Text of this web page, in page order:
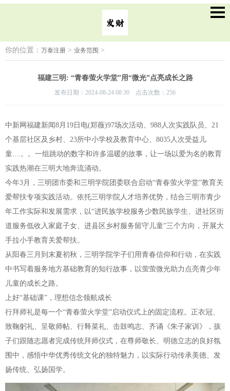
你的位置： 万泰注册 > 业务范围 >
福建三明: “青春萤火学堂”用“微光”点亮成长之路
发布日期：2024-08-24 08:30 点击次数：256
中新网福建新闻8月19日电(郑薇)97场次活动、988人次实践队员、21
个基层社区及乡村、23所中小学校及教育中心、8035人次受益儿
童....。。一组跳动的数字和许多温暖的故事，让一场以爱为名的教育
实践热潮在三明大地奔流涌动。
今年3月，三明团市委和三明学院团委联合启动“青春萤火学堂”教育关
爱帮扶专项实践活动。依托三明学院人才培养优势，结合三明市青少
年工作实际和发展需求，以“进民族学校服务少数民族学生、进社区街
道服务低收入家庭子女、进县区乡村服务留守儿童”三个方向，开展大
手拉小手教育关爱帮扶。
从阳春三月到末夏初秋，三明学院学子们用青春信仰和行动，在实践
中书写着服务地方基础教育的知行故事，以萤萤微光助力点亮青少年
儿童的成长之路。
上好“基础课”，理想信念领航成长
行拜师礼是每一个“青春萤火学堂”启动仪式上的固定流程。正衣冠、
致鞠躬礼、呈敬师帖、行释菜礼、击鼓鸣志、齐诵《朱子家训》，孩
子们跟随志愿者完成传统拜师仪式，在尊师敬长、明德立志的良好氛
围中，感悟中华优秀传统文化的独特魅力，以实际行动传承美德、发
扬传统、弘扬国学。